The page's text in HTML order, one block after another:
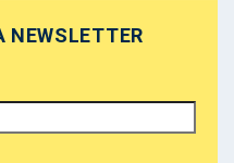
NEWSLETTER